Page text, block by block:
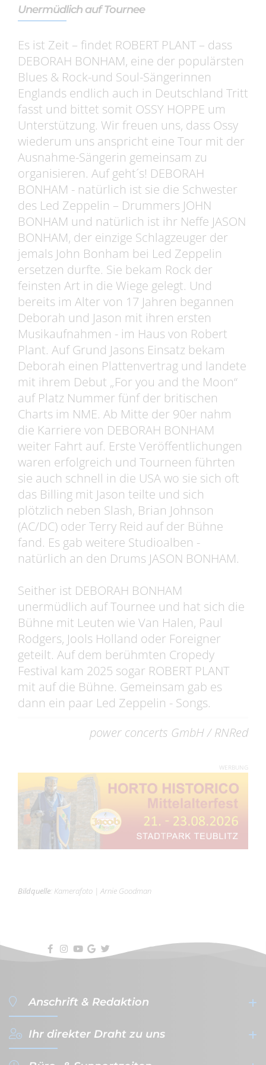
Unermüdlich auf Tournee
Es ist Zeit – findet ROBERT PLANT – dass
DEBORAH BONHAM, eine der populärsten
Blues & Rock-und Soul-Sängerinnen
Englands endlich auch in Deutschland Tritt
fasst und bittet somit OSSY HOPPE um
Unterstützung. Wir freuen uns, dass Ossy
wiederum uns anspricht eine Tour mit der
Ausnahme-Sängerin gemeinsam zu
organisieren. Auf geht´s! DEBORAH
BONHAM - natürlich ist sie die Schwester
des Led Zeppelin – Drummers JOHN
BONHAM und natürlich ist ihr Neffe JASON
BONHAM, der einzige Schlagzeuger der
jemals John Bonham bei Led Zeppelin
ersetzen durfte. Sie bekam Rock der
feinsten Art in die Wiege gelegt. Und
bereits im Alter von 17 Jahren begannen
Deborah und Jason mit ihren ersten
Musikaufnahmen - im Haus von Robert
Plant. Auf Grund Jasons Einsatz bekam
Deborah einen Plattenvertrag und landete
mit ihrem Debut „For you and the Moon“
auf Platz Nummer fünf der britischen
Charts im NME. Ab Mitte der 90er nahm
die Karriere von DEBORAH BONHAM
weiter Fahrt auf. Erste Veröffentlichungen
waren erfolgreich und Tourneen führten
sie auch schnell in die USA wo sie sich oft
das Billing mit Jason teilte und sich
plötzlich neben Slash, Brian Johnson
(AC/DC) oder Terry Reid auf der Bühne
fand. Es gab weitere Studioalben -
natürlich an den Drums JASON BONHAM.
Seither ist DEBORAH BONHAM
unermüdlich auf Tournee und hat sich die
Bühne mit Leuten wie Van Halen, Paul
Rodgers, Jools Holland oder Foreigner
geteilt. Auf dem berühmten Cropedy
Festival kam 2025 sogar ROBERT PLANT
mit auf die Bühne. Gemeinsam gab es
dann ein paar Led Zeppelin - Songs.
power concerts GmbH / RNRed
WERBUNG
Bildquelle: Kamerafoto | Arnie Goodman
Anschrift & Redaktion
filterVERLAG GmbH & Co. KG
- Werbeagentur & Verlag -
Ihr direkter Draht zu uns